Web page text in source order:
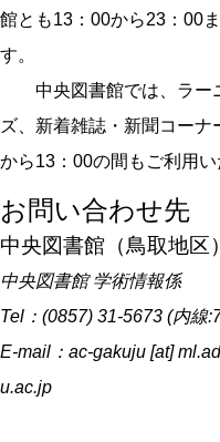
館とも13：00から23：00
す。
中央図書館では、ラー
ズ、新着雑誌・新聞コーナ
から13：00の間もご利用い
お問い合わせ先
中央図書館（鳥取地区）
中央図書館 学術情報係
Tel：(0857) 31-5673 (内線
E-mail：ac-gakuju [at]
u.ac.jp